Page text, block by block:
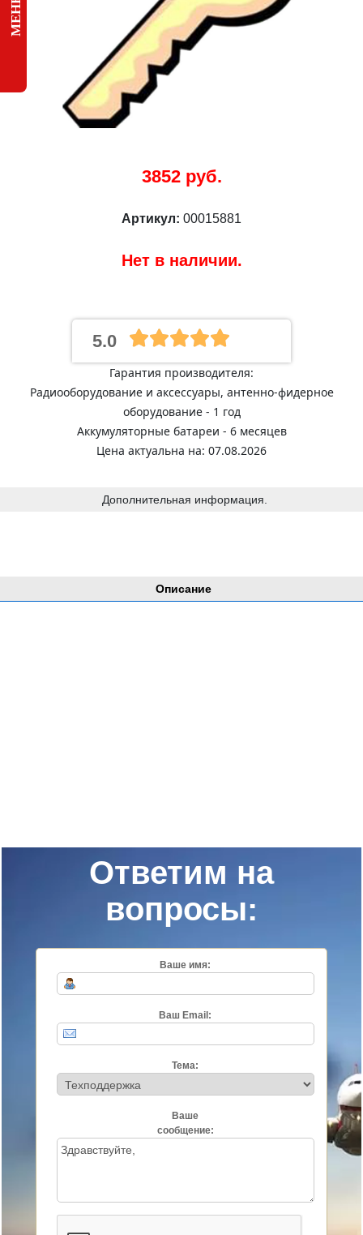
Описание
3852 руб.
Артикул: 00015881
Нет в наличии.
5.0
Гарантия производителя:
Радиооборудование и аксессуары, антенно-фидерное
оборудование - 1 год
Аккумуляторные батареи - 6 месяцев
Цена актуальна на: 07.08.2026
Дополнительная информация.
Ответим на
вопросы:
Ваше имя:
Ваш Email:
Тема:
Ваше
сообщение: